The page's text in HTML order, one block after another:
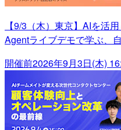
【9/3（木）東京】AIを活
Agentライブデモで学ぶ、
開催前2026年9月3日(木)